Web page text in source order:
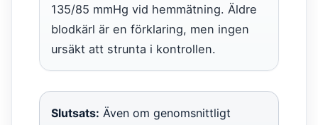
135/85 mmHg vid hemmätning. Äldre
blodkärl är en förklaring, men ingen
ursäkt att strunta i kontrollen.
Slutsats: Även om genomsnittligt